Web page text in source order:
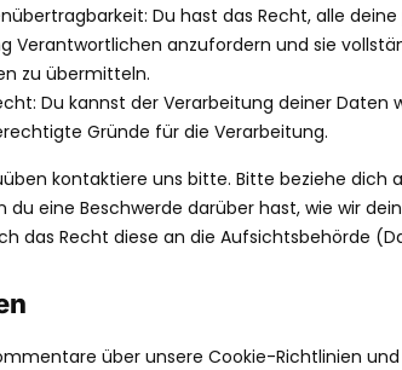
Du hast das Recht, alle
Verantwortlichen anzufordern und sie
zu übermitteln.
Du kannst der Verarbeitung deiner Daten
Gründe für die Verarbeitung.
kontaktiere uns bitte. Bitte beziehe dich
du eine Beschwerde darüber hast, wie wir
das Recht diese an die Aufsichtsbehörde
über unsere Cookie-Richtlinien